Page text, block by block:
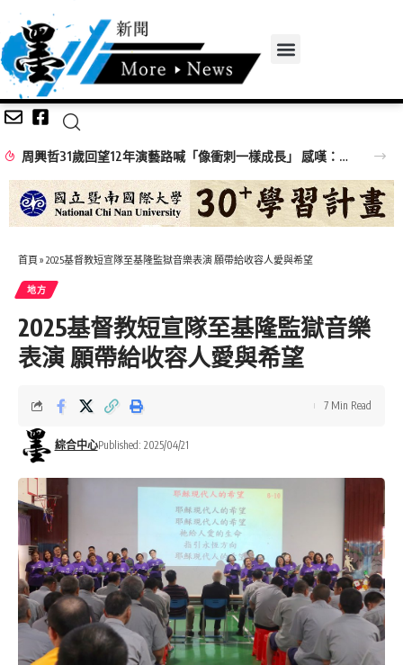
周興哲31歲回望12年演藝路喊「像衝刺一樣成長」 感嘆：以前的傷痕都是蛻變的殼
首頁 » 2025基督教短宣隊至基隆監獄音樂表演 願帶給收容人愛與希望
地方
2025基督教短宣隊至基隆監獄音樂
表演 願帶給收容人愛與希望
綜合中心Published: 2025/04/21
7 Min Read